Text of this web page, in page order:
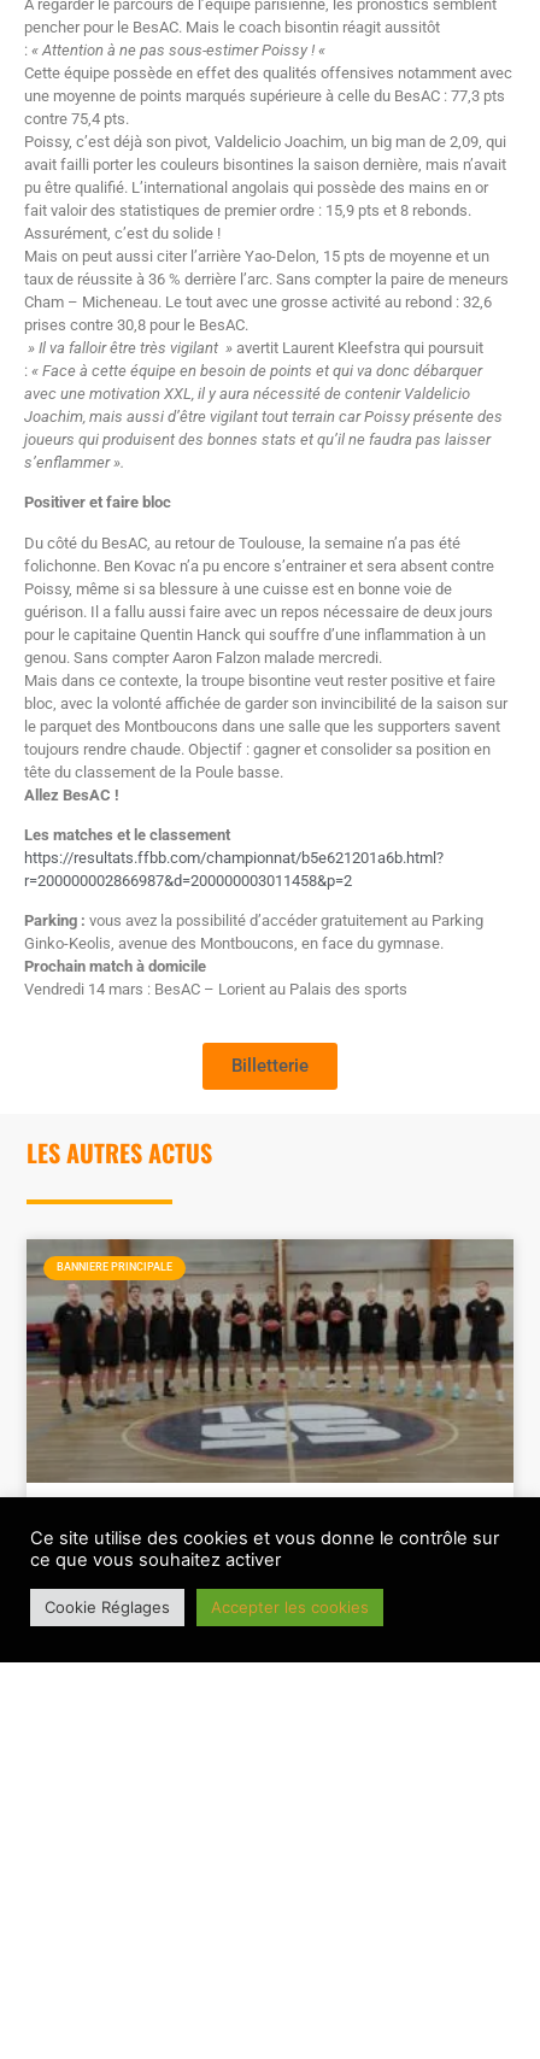
A regarder le parcours de l’équipe parisienne, les pronostics semblent
pencher pour le BesAC. Mais le coach bisontin réagit aussitôt
: « Attention à ne pas sous-estimer Poissy ! «
Cette équipe possède en effet des qualités offensives notamment avec
une moyenne de points marqués supérieure à celle du BesAC : 77,3 pts
contre 75,4 pts.
Poissy, c’est déjà son pivot, Valdelicio Joachim, un big man de 2,09, qui
avait failli porter les couleurs bisontines la saison dernière, mais n’avait
pu être qualifié. L’international angolais qui possède des mains en or
fait valoir des statistiques de premier ordre : 15,9 pts et 8 rebonds.
Assurément, c’est du solide !
Mais on peut aussi citer l’arrière Yao-Delon, 15 pts de moyenne et un
taux de réussite à 36 % derrière l’arc. Sans compter la paire de meneurs
Cham – Micheneau. Le tout avec une grosse activité au rebond : 32,6
prises contre 30,8 pour le BesAC.
» Il va falloir être très vigilant » avertit Laurent Kleefstra qui poursuit
: « Face à cette équipe en besoin de points et qui va donc débarquer
avec une motivation XXL, il y aura nécessité de contenir Valdelicio
Joachim, mais aussi d’être vigilant tout terrain car Poissy présente des
joueurs qui produisent des bonnes stats et qu’il ne faudra pas laisser
s’enflammer ».
Positiver et faire bloc
Du côté du BesAC, au retour de Toulouse, la semaine n’a pas été
folichonne. Ben Kovac n’a pu encore s’entrainer et sera absent contre
Poissy, même si sa blessure à une cuisse est en bonne voie de
guérison. Il a fallu aussi faire avec un repos nécessaire de deux jours
pour le capitaine Quentin Hanck qui souffre d’une inflammation à un
genou. Sans compter Aaron Falzon malade mercredi.
Mais dans ce contexte, la troupe bisontine veut rester positive et faire
bloc, avec la volonté affichée de garder son invincibilité de la saison sur
le parquet des Montboucons dans une salle que les supporters savent
toujours rendre chaude. Objectif : gagner et consolider sa position en
tête du classement de la Poule basse.
Allez BesAC !
Les matches et le classement
https://resultats.ffbb.com/championnat/b5e621201a6b.html?
r=200000002866987&d=200000003011458&p=2
Parking : vous avez la possibilité d’accéder gratuitement au Parking
Ginko-Keolis, avenue des Montboucons, en face du gymnase.
Prochain match à domicile
Vendredi 14 mars : BesAC – Lorient au Palais des sports
Billetterie
LES AUTRES ACTUS
BANNIERE PRINCIPALE
Ce site utilise des cookies et vous donne le contrôle sur
ce que vous souhaitez activer
Cookie Réglages Accepter les cookies